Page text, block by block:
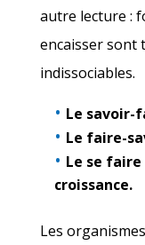
autre lecture :
encaisser sont
indissociables.
Le savoir-
Le faire-
Le se
croissance.
Les